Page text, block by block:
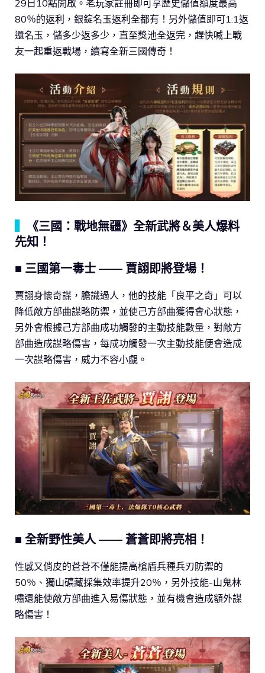
29日10點開啟。老玩家註冊即可享歷史儲值額度最高
80％的返利，銀錠名玉返利全都有！另外儲值即可1:1返
還名玉，儲多少返多少，直至獎池全返完，趕快喊上戰
友一起重返戰場，續寫全新三國傳奇！
《三國：戰地無疆》全新武將＆美人爆料
先知！
■ 三國第一毒士 —— 賈詡即將登場！
賈詡身懷奇謀，膽識過人，他的技能「良平之奇」可以
降低敵方部曲謀略防禦，並使己方部曲獲得會心狀態，
另外會根據己方部曲成功觸發的主動技能數量，對敵方
部曲造成謀略傷害，每成功觸發一次主動技能便會造成
一次謀略傷害，威力不容小覷。
■ 全新野性美人 —— 蒼蒼即將亮相！
性感又俏皮的蒼蒼不僅能提高槍盾兵種兵刃防禦的
50％、獨山礦藏採集效率提升20％，另外技能-山鬼林
嘯還能使敵方部曲進入易傷狀態，並有機會造成額外謀
略傷害！